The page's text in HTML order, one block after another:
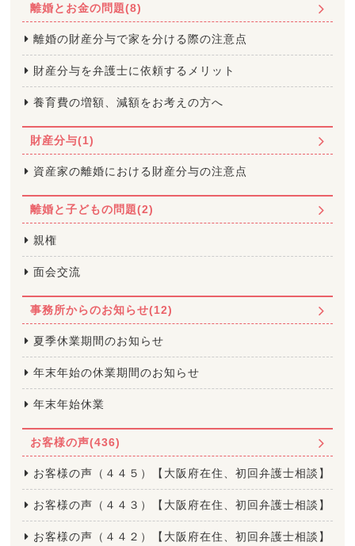
離婚とお金の問題(8)
離婚の財産分与で家を分ける際の注意点
財産分与を弁護士に依頼するメリット
養育費の増額、減額をお考えの方へ
財産分与(1)
資産家の離婚における財産分与の注意点
離婚と子どもの問題(2)
親権
面会交流
事務所からのお知らせ(12)
夏季休業期間のお知らせ
年末年始の休業期間のお知らせ
年末年始休業
お客様の声(436)
お客様の声（４４５）【大阪府在住、初回弁護士相談】
お客様の声（４４３）【大阪府在住、初回弁護士相談】
お客様の声（４４２）【大阪府在住、初回弁護士相談】